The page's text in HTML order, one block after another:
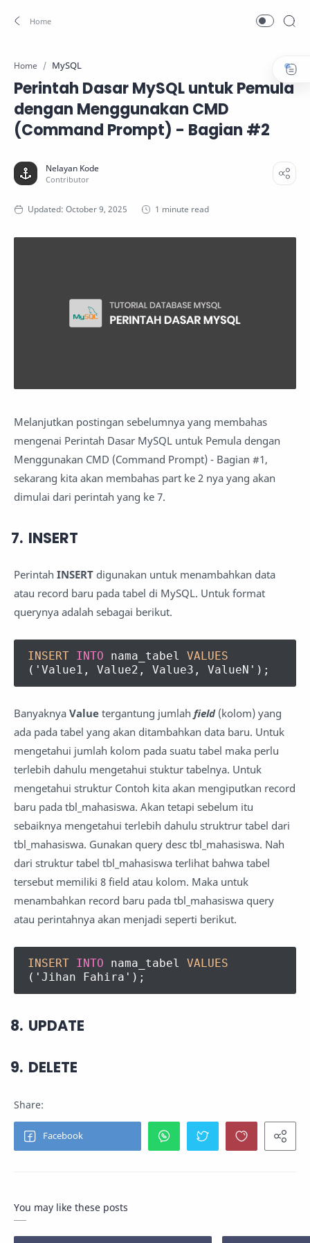
Home MySQL
Perintah Dasar MySQL untuk Pemula
dengan Menggunakan CMD
(Command Prompt) - Bagian #2
1 minute read
Melanjutkan postingan sebelumnya yang membahas
mengenai Perintah Dasar MySQL untuk Pemula dengan
Menggunakan CMD (Command Prompt) - Bagian #1,
sekarang kita akan membahas part ke 2 nya yang akan
dimulai dari perintah yang ke 7.
INSERT
Perintah INSERT digunakan untuk menambahkan data
atau record baru pada tabel di MySQL. Untuk format
querynya adalah sebagai berikut.
INSERT INTO nama_tabel VALUES
('Value1, Value2, Value3, ValueN');
Banyaknya Value tergantung jumlah field(kolom) yang
ada pada tabel yang akan ditambahkan data baru. Untuk
mengetahui jumlah kolom pada suatu tabel maka perlu
terlebih dahulu mengetahui stuktur tabelnya. Untuk
mengetahui struktur Contoh kita akan mengiputkan record
baru pada tbl_mahasiswa. Akan tetapi sebelum itu
sebaiknya mengetahui terlebih dahulu struktrur tabel dari
tbl_mahasiswa. Gunakan query desc tbl_mahasiswa. Nah
dari struktur tabel tbl_mahasiswa terlihat bahwa tabel
tersebut memiliki 8 field atau kolom. Maka untuk
menambahkan record baru pada tbl_mahasiswa query
atau perintahnya akan menjadi seperti berikut.
INSERT INTO nama_tabel VALUES
('Jihan Fahira');
UPDATE
DELETE
You may like these posts